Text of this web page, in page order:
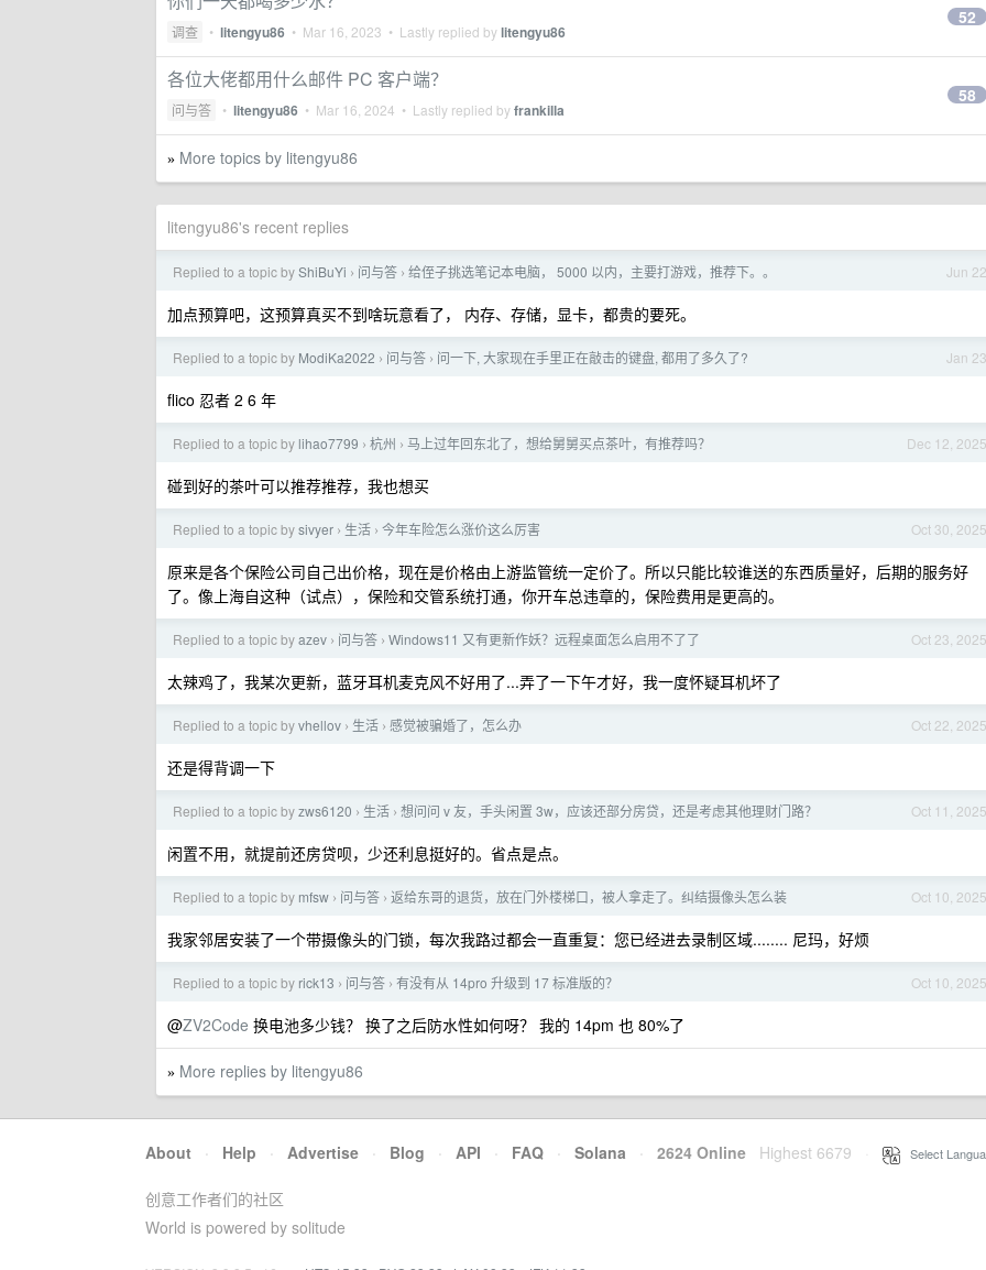
调查 • litengyu86 • Mar 16, 2023 • Lastly replied bylitengyu86
52
各位大佬都用什么邮件 PC 客户端？
问与答 • litengyu86 • Mar 16, 2024 • Lastly replied byfrankilla
58
» More topics by litengyu86
litengyu86's recent replies
Jun 22
Replied to a topic byShiBuYi › 问与答 › 给侄子挑选笔记本电脑， 5000 以内，主要打游戏，推荐下。。
加点预算吧，这预算真买不到啥玩意看了， 内存、存储，显卡，都贵的要死。
Jan 23
Replied to a topic by ModiKa2022 › 问与答 › 问一下, 大家现在手里正在敲击的键盘, 都用了多久了?
flico 忍者 2 6 年
Dec 12, 2025
Replied to a topic by lihao7799 › 杭州 › 马上过年回东北了，想给舅舅买点茶叶，有推荐吗？
碰到好的茶叶可以推荐推荐，我也想买
Oct 30, 2025
Replied to a topic bysivyer › 生活 › 今年车险怎么涨价这么厉害
原来是各个保险公司自己出价格，现在是价格由上游监管统一定价了。所以只能比较谁送的东西质量好，后期的服务好
了。像上海自这种（试点），保险和交管系统打通，你开车总违章的，保险费用是更高的。
Oct 23, 2025
Replied to a topic byazev › 问与答 › Windows11 又有更新作妖？远程桌面怎么启用不了了
太辣鸡了，我某次更新，蓝牙耳机麦克风不好用了...弄了一下午才好，我一度怀疑耳机坏了
Oct 22, 2025
Replied to a topic byvhellov › 生活 › 感觉被骗婚了，怎么办
还是得背调一下
Oct 11, 2025
Replied to a topic byzws6120 › 生活 › 想问问 v 友，手头闲置 3w，应该还部分房贷，还是考虑其他理财门路？
闲置不用，就提前还房贷呗，少还利息挺好的。省点是点。
Oct 10, 2025
Replied to a topic by mfsw › 问与答 › 返给东哥的退货，放在门外楼梯口，被人拿走了。纠结摄像头怎么装
我家邻居安装了一个带摄像头的门锁，每次我路过都会一直重复：您已经进去录制区域........ 尼玛，好烦
Oct 10, 2025
Replied to a topic by rick13 › 问与答 › 有没有从 14pro 升级到 17 标准版的？
@ZV2Code 换电池多少钱？ 换了之后防水性如何呀？ 我的 14pm 也 80%了
» More replies by litengyu86
About · Help · Advertise · Blog · API · FAQ · Solana · 2624 Online Highest 6679 Select
创意工作者们的社区
World is powered by solitude